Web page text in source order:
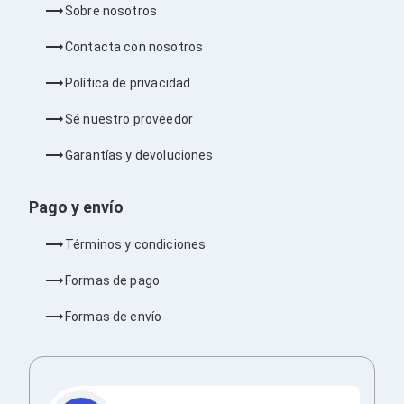
Barras de Sonido
Sonido para Centros de Entretenimiento
Home Theater
Proyectores
Soportes de Proyectores
Pantallas de Proyección
Adaptadores de Red para Proyectores
Accesorios TV
Controles Remoto
Pantallas
Pantallas Comerciales
Sobre nosotros
Contacta con nosotros
Política de privacidad
Sé nuestro proveedor
Garantías y devoluciones
Pago y envío
Términos y condiciones
Formas de pago
Formas de envío